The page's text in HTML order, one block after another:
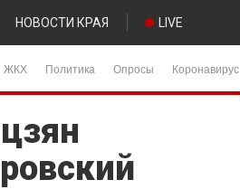
НОВОСТИ КРАЯ LIVE
ЖКХ Политика Опросы Коронавирус